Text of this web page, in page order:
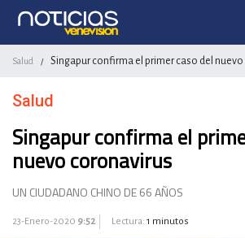
Salud / Singapur confirma el primer caso del
Salud
Singapur confirma el
nuevo coronavirus
UN CIUDADANO CHINO DE 66 AÑOS
23-Enero-2020 9:52 Lectura: 1 minutos